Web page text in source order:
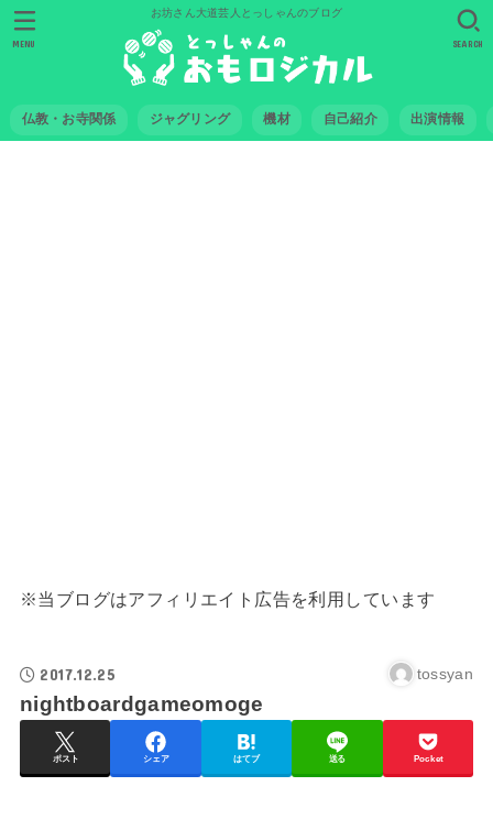
お坊さん大道芸人とっしゃんのブログ
仏教・お寺関係 ジャグリング 機材 自己紹介 出演情報
SEARCH
MENU
※当ブログはアフィリエイト広告を利用しています
2017.12.25 tossyan
nightboardgameomoge
ポスト シェア はてブ 送る Pocket